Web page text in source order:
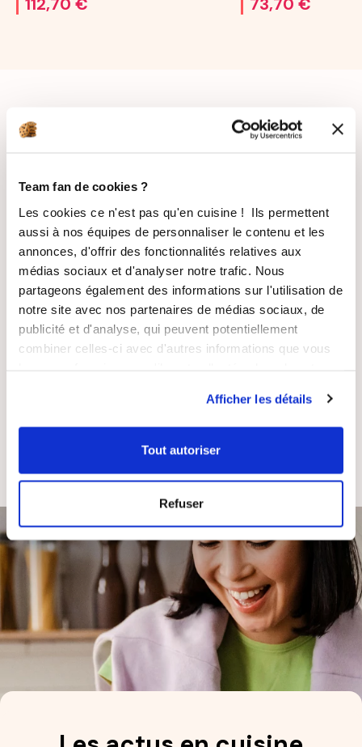
Team fan de cookies ?
Les cookies ce n'est pas qu'en cuisine ! Ils permettent
aussi à nos équipes de personnaliser le contenu et les
annonces, d'offrir des fonctionnalités relatives aux
médias sociaux et d'analyser notre trafic. Nous
partageons également des informations sur l'utilisation de
notre site avec nos partenaires de médias sociaux, de
publicité et d'analyse, qui peuvent potentiellement
combiner celles-ci avec d'autres informations que vous
Afficher les détails
Tout autoriser
Refuser
SUIVIE
SÉCURISÉ
RECETTES
GRATUITES
SATISFAIT OU
REMBOURSÉ